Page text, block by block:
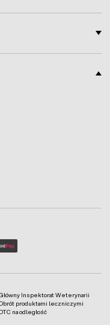
Inspektorat Weterynarii
produktami leczniczymi
na odległość